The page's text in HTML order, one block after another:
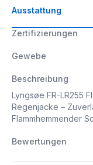
Ausstattung
Zertifizierungen
Gewebe
Beschreibung
Lyngsøe FR-LR255
Regenjacke –
Flammhemmender
Bewertungen